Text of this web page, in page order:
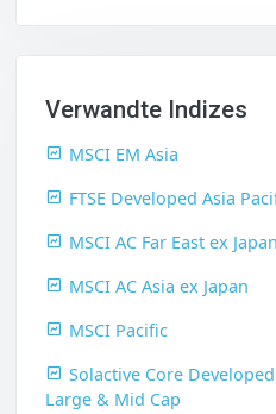
Verwandte Indizes
MSCI EM Asia
FTSE Developed Asia
MSCI AC Far East ex Japan
MSCI AC Asia ex Japan
MSCI Pacific
Solactive Core
Large & Mid Cap